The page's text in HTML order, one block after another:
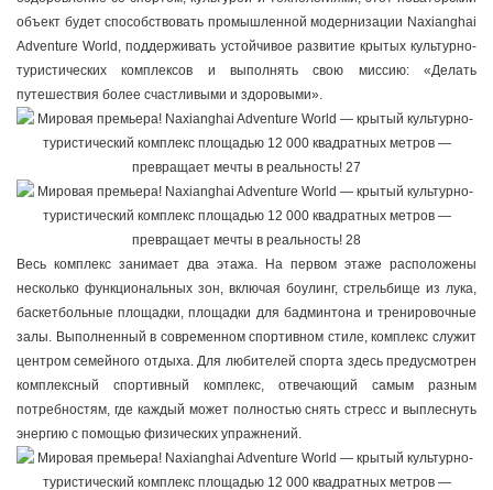
объект будет способствовать промышленной модернизации Naxianghai
Adventure World, поддерживать устойчивое развитие крытых культурно-
туристических комплексов и выполнять свою миссию: «Делать
путешествия более счастливыми и здоровыми».
Весь комплекс занимает два этажа. На первом этаже расположены
несколько функциональных зон, включая боулинг, стрельбище из лука,
баскетбольные площадки, площадки для бадминтона и тренировочные
залы. Выполненный в современном спортивном стиле, комплекс служит
центром семейного отдыха. Для любителей спорта здесь предусмотрен
комплексный спортивный комплекс, отвечающий самым разным
потребностям, где каждый может полностью снять стресс и выплеснуть
энергию с помощью физических упражнений.